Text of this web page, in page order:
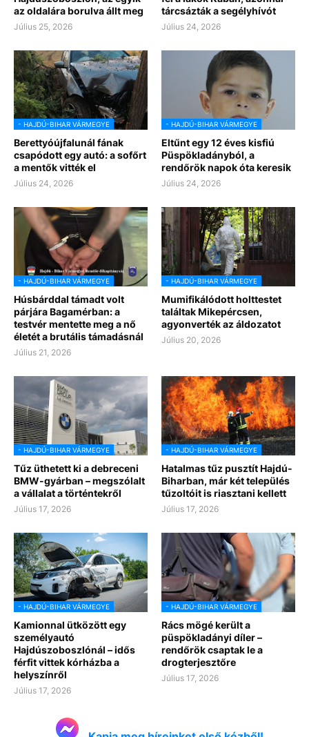
az oldalára borulva állt meg
Július 25, 2026
tárcsázták a segélyhívót
Július 24, 2026
- HAJDÚ-BIHAR VÁRMEGYE
Berettyóújfalunál fának
csapódott egy autó: a sofőrt
a mentők vitték el
Július 24, 2026
- HAJDÚ-BIHAR VÁRMEGYE
Eltűnt egy 12 éves kisfiú
Püspökladányból, a
rendőrök napok óta keresik
Július 24, 2026
- HAJDÚ-BIHAR VÁRMEGYE
Húsbárddal támadt volt
párjára Bagamérban: a
testvér mentette meg a nő
életét a brutális támadásnál
Július 21, 2026
- HAJDÚ-BIHAR VÁRMEGYE
Mumifikálódott holttestet
találtak Mikepércsen,
agyonverték az áldozatot
Július 20, 2026
- HAJDÚ-BIHAR VÁRMEGYE
Tűz üthetett ki a debreceni
BMW-gyárban – megszólalt
a vállalat a történtekről
Július 17, 2026
- HAJDÚ-BIHAR VÁRMEGYE
Hatalmas tűz pusztít Hajdú-
Biharban, már két település
tűzoltóit is riasztani kellett
Július 17, 2026
- HAJDÚ-BIHAR VÁRMEGYE
Kamionnal ütközött egy
személyautó
Hajdúszoboszlónál – idős
férfit vittek kórházba a
helyszínről
Július 17, 2026
- HAJDÚ-BIHAR VÁRMEGYE
Rács mögé került a
püspökladányi díler –
rendőrök csaptak le a
drogterjesztőre
Július 17, 2026